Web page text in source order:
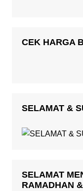
CEK HARGA
SELAMAT &
SELAMAT
RAMADHAN